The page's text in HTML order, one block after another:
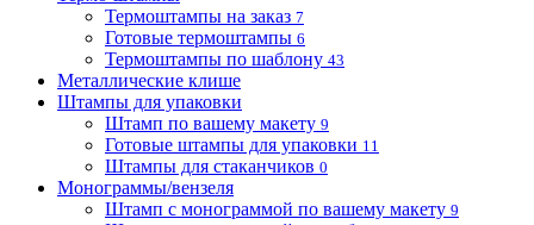
Термоштампы на заказ 7
Готовые термоштампы 6
Термоштампы по шаблону 43
Металлические клише
Штампы для упаковки
Штамп по вашему макету 9
Готовые штампы для упаковки 11
Штампы для стаканчиков 0
Монограммы/вензеля
Штамп с монограммой по вашему макету 9